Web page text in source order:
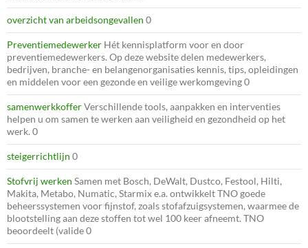
overzicht van arbeidsongevallen 0
Preventiemedewerker Hét kennisplatform voor en door
preventiemedewerkers. Op deze website delen medewerkers,
bedrijven, branche- en belangenorganisaties kennis, tips, opleidingen
en middelen voor een gezonde en veilige werkomgeving 0
samenwerkkofferVerschillende tools, aanpakken en interventies
helpen u om samen te werken aan veiligheid en gezondheid op het
werk. 0
steigerrichtlijn 0
Stofvrij werken Samen met Bosch, DeWalt, Dustco, Festool, Hilti,
Makita, Metabo, Numatic, Starmix e.a. ontwikkelt TNO goede
beheerssystemen voor fijnstof, zoals stofafzuigsystemen, waarmee de
blootstelling aan deze stoffen tot wel 100 keer afneemt. TNO
beoordeelt (valide 0